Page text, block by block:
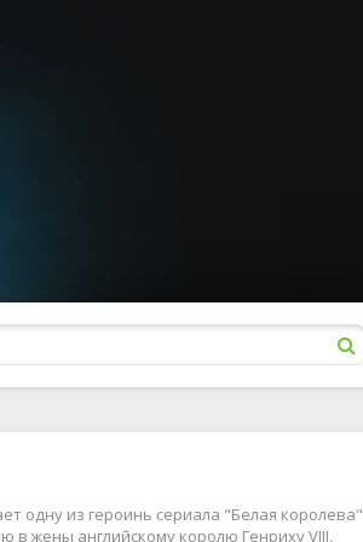
одну из героинь сериала "Белая королева"
в жены английскому королю Генриху VIII,